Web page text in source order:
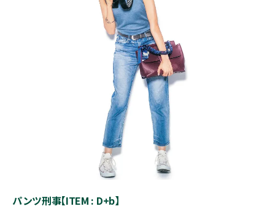
パンツ刑事【ITEM : D+b】